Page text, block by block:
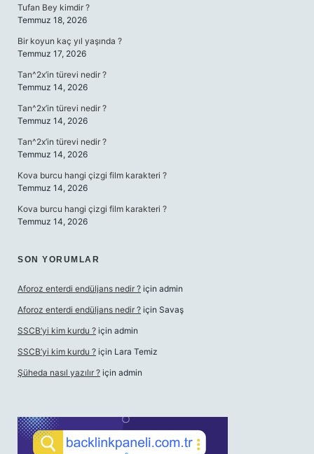
Tufan Bey kimdir ?
Temmuz 18, 2026
Bir koyun kaç yıl yaşında ?
Temmuz 17, 2026
Tan^2x’in türevi nedir ?
Temmuz 14, 2026
Tan^2x’in türevi nedir ?
Temmuz 14, 2026
Tan^2x’in türevi nedir ?
Temmuz 14, 2026
Kova burcu hangi çizgi film karakteri ?
Temmuz 14, 2026
Kova burcu hangi çizgi film karakteri ?
Temmuz 14, 2026
SON YORUMLAR
Aforoz enterdi endüljans nedir ? için admin
Aforoz enterdi endüljans nedir ? için Savaş
SSCB’yi kim kurdu ? için admin
SSCB’yi kim kurdu ? için Lara Temiz
Şüheda nasıl yazılır ? için admin